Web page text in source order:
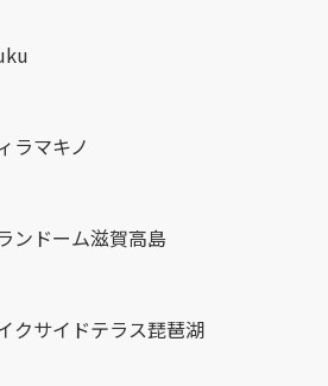
ラマキノ
ンドーム滋賀高島
クサイドテラス琵琶湖